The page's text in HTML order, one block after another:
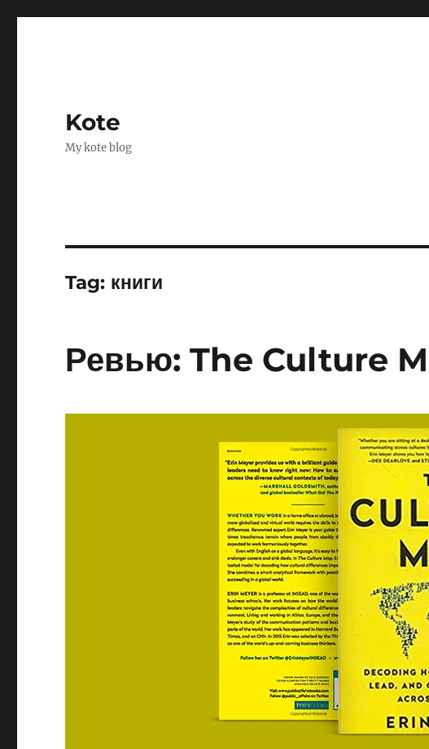
Kote
My kote blog
Tag: книги
Ревью: The Culture